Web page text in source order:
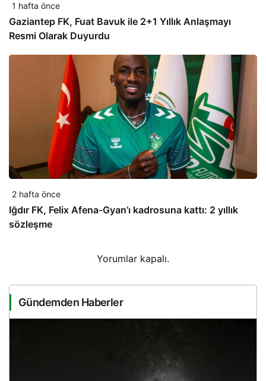
1 hafta önce
Gaziantep FK, Fuat Bavuk ile 2+1 Yıllık Anlaşmayı
Resmi Olarak Duyurdu
2 hafta önce
Iğdır FK, Felix Afena-Gyan’ı kadrosuna kattı: 2 yıllık
sözleşme
Yorumlar kapalı.
Gündemden Haberler